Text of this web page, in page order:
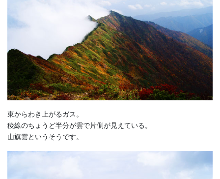
東からわき上がるガス。
稜線のちょうど半分が雲で片側が見えている。
山旗雲というそうです。